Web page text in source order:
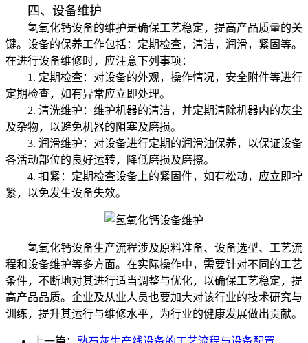
四、设备维护
氢氧化钙设备的维护是确保工艺稳定，提高产品质量的关
键。设备的保养工作包括：定期检查，清洁，润滑，紧固等。
在进行设备维修时，应注意下列事项：
1. 定期检查：对设备的外观，操作情况，安全附件等进行
定期检查，如有异常应立即处理。
2. 清洗维护：维护机器的清洁，并定期清除机器内的灰尘
及杂物，以避免机器的阻塞及磨损。
3. 润滑维护：对设备进行定期的润滑油保养，以保证设备
各活动部位的良好运转，降低磨损及磨擦。
4. 扣紧：定期检查设备上的紧固件，如有松动，应立即拧
紧，以免发生设备失效。
氢氧化钙设备生产流程涉及原料准备、设备选型、工艺流
程和设备维护等多方面。在实际操作中，需要针对不同的工艺
条件，不断地对其进行适当调整与优化，以确保工艺稳定，提
高产品品质。企业及从业人员也要加大对该行业的技术研究与
训练，提升其运行与维修水平，为行业的健康发展做出贡献。